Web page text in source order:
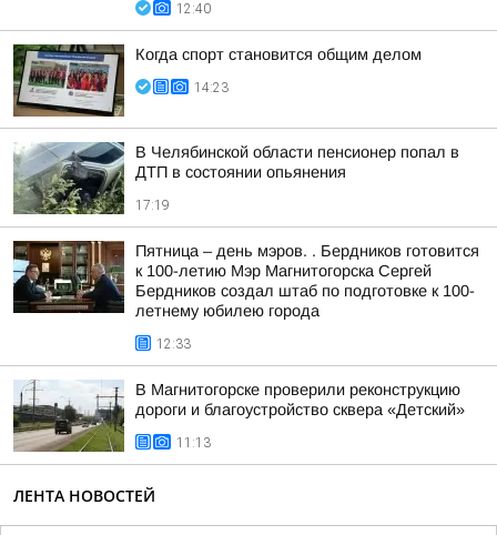
12:40
Когда спорт становится общим делом
14:23
В Челябинской области пенсионер попал в
ДТП в состоянии опьянения
17:19
Пятница – день мэров. . Бердников готовится
к 100-летию Мэр Магнитогорска Сергей
Бердников создал штаб по подготовке к 100-
летнему юбилею города
12:33
В Магнитогорске проверили реконструкцию
дороги и благоустройство сквера «Детский»
11:13
ЛЕНТА НОВОСТЕЙ